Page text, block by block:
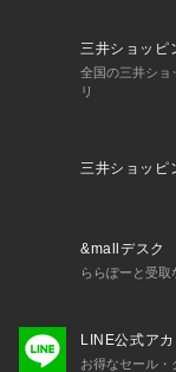
三井ショッピ
全国の三井ショ
リ
三井ショッピ
&mallデスク
ららぽーと受取
LINE公式アカ
お得なセール・